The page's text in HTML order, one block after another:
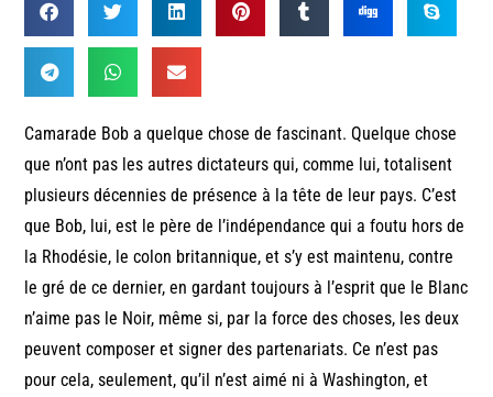
Camarade Bob a quelque chose de fascinant. Quelque chose
que n’ont pas les autres dictateurs qui, comme lui, totalisent
plusieurs décennies de présence à la tête de leur pays. C’est
que Bob, lui, est le père de l’indépendance qui a foutu hors de
la Rhodésie, le colon britannique, et s’y est maintenu, contre
le gré de ce dernier, en gardant toujours à l’esprit que le Blanc
n’aime pas le Noir, même si, par la force des choses, les deux
peuvent composer et signer des partenariats. Ce n’est pas
pour cela, seulement, qu’il n’est aimé ni à Washington, et